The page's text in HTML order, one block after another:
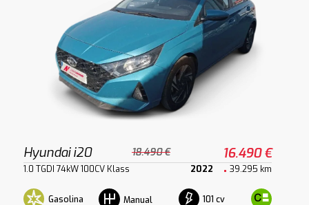
Hyundai i20 18.490 € 16.490 €
1.0 TGDI 74kW 100CV Klass 2022 39.295 km
Gasolina Manual 101 cv